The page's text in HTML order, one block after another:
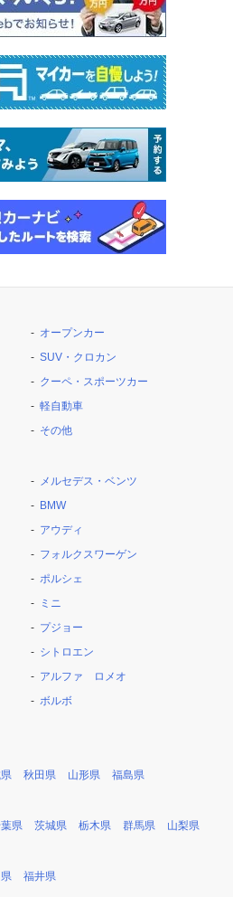
オープンカー
SUV・クロカン
クーペ・スポーツカー
軽自動車
その他
メルセデス・ベンツ
BMW
アウディ
フォルクスワーゲン
ポルシェ
ミニ
プジョー
シトロエン
アルファ ロメオ
ボルボ
秋田県 山形県 福島県
県 茨城県 栃木県 群馬県 山梨県
福井県